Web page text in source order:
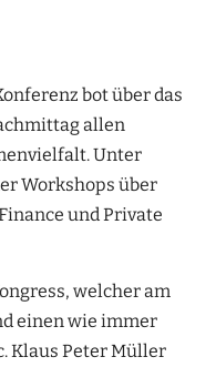
bot über das
allen
Unter
Workshops über
und Private
welcher am
einen wie immer
Klaus Peter Müller